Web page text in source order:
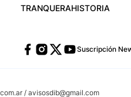
TRANQUERAHISTORIA
Suscripción
/ avisosdib@gmail.com